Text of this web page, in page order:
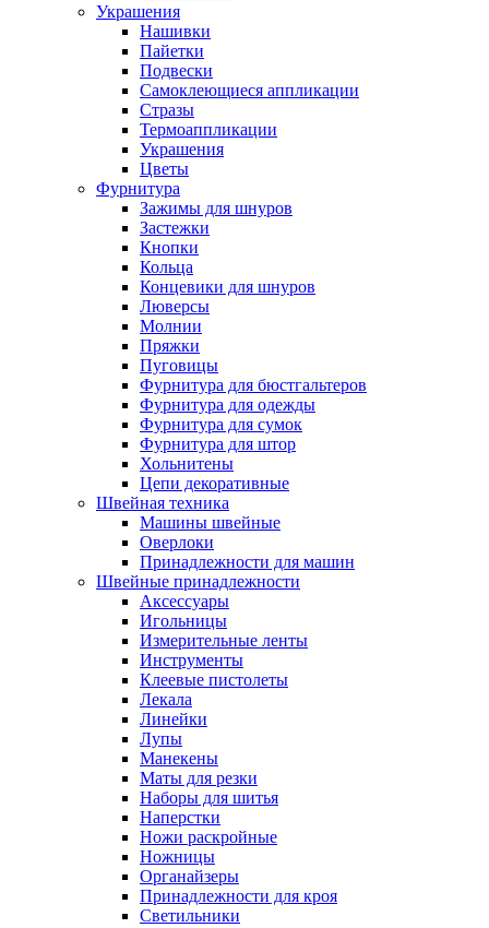
Украшения
Нашивки
Пайетки
Подвески
Самоклеющиеся аппликации
Стразы
Термоаппликации
Украшения
Цветы
Фурнитура
Зажимы для шнуров
Застежки
Кнопки
Кольца
Концевики для шнуров
Люверсы
Молнии
Пряжки
Пуговицы
Фурнитура для бюстгальтеров
Фурнитура для одежды
Фурнитура для сумок
Фурнитура для штор
Хольнитены
Цепи декоративные
Швейная техника
Машины швейные
Оверлоки
Принадлежности для машин
Швейные принадлежности
Аксессуары
Игольницы
Измерительные ленты
Инструменты
Клеевые пистолеты
Лекала
Линейки
Лупы
Манекены
Маты для резки
Наборы для шитья
Наперстки
Ножи раскройные
Ножницы
Органайзеры
Принадлежности для кроя
Светильники